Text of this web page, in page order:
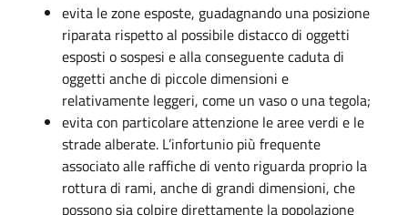
evita le zone esposte, guadagnando una posizione
riparata rispetto al possibile distacco di oggetti
esposti o sospesi e alla conseguente caduta di
oggetti anche di piccole dimensioni e
relativamente leggeri, come un vaso o una tegola;
evita con particolare attenzione le aree verdi e le
strade alberate. L’infortunio più frequente
associato alle raffiche di vento riguarda proprio la
rottura di rami, anche di grandi dimensioni, che
possono sia colpire direttamente la popolazione